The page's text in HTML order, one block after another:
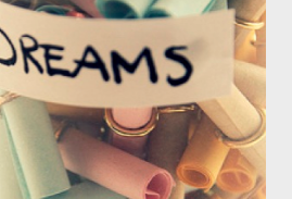
zat er goed in, daar tussen de